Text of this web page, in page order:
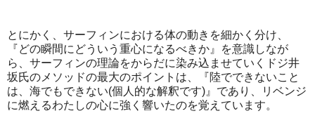
とにかく、サーフィンにおける体の動きを細かく分け、
『どの瞬間にどういう重心になるべきか』を意識しなが
ら、サーフィンの理論をからだに染み込ませていくドジ井
坂氏のメソッドの最大のポイントは、『陸でできないこと
は、海でもできない(個人的な解釈です)』であり、リベンジ
に燃えるわたしの心に強く響いたのを覚えています。